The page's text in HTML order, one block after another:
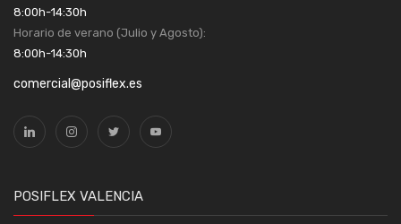
8:00h-14:30h
Horario de verano (Julio y Agosto):
8:00h-14:30h
comercial@posiflex.es
POSIFLEX VALENCIA